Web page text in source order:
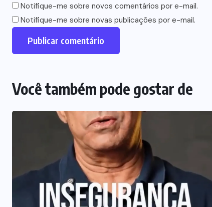
Notifique-me sobre novos comentários por e-mail.
Notifique-me sobre novas publicações por e-mail.
Você também pode gostar de